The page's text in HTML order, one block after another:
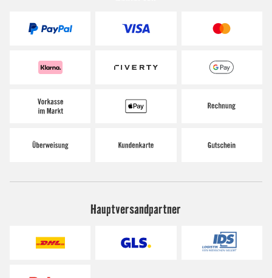
Hauptversandpartner